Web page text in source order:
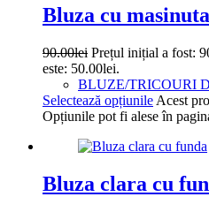
Bluza cu masinuta
90.00lei Prețul inițial a fost:
este: 50.00lei.
BLUZE/TRICOURI
Selectează opțiunile Acest
Opțiunile pot fi alese în
Bluza clara cu